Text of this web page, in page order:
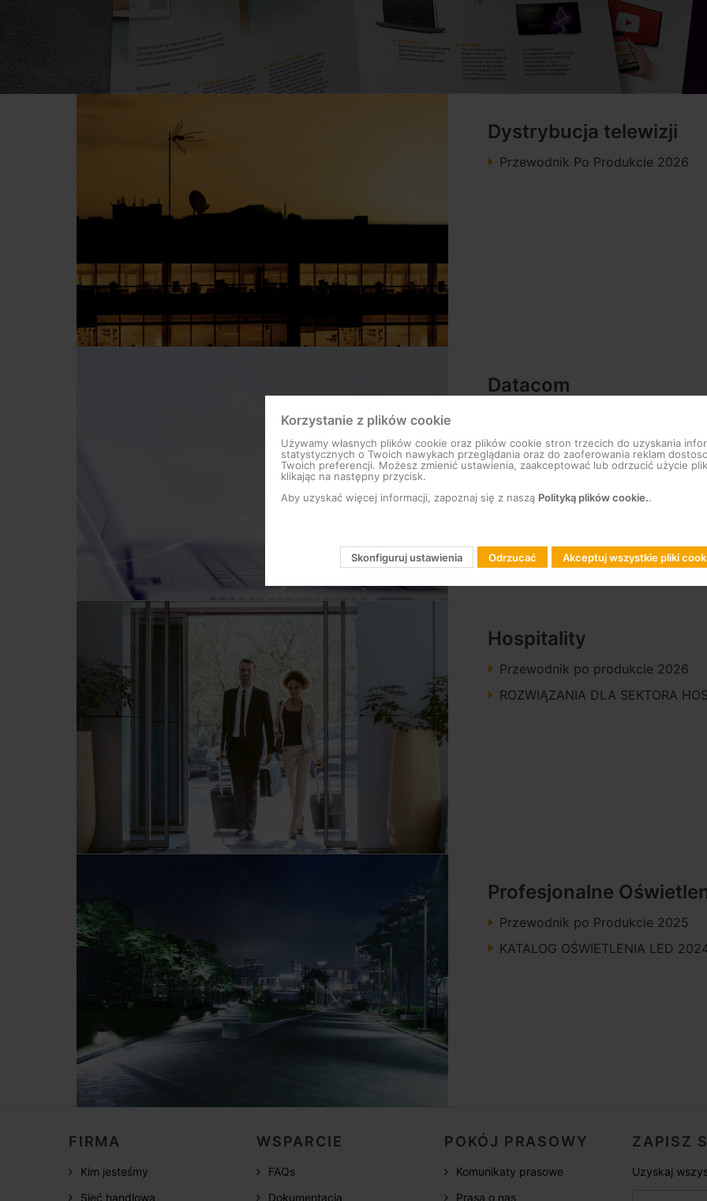
Dystrybucja telewizji
Przewodnik Po Produkcie 2026
Datacom
Hospitality
Przewodnik po produkcie 2026
ROZWIĄZANIA DLA SEKTORA
Profesjonalne
Przewodnik po Produkcie 2025
KATALOG OŚWIETLENIA LED
FIRMA
Kim jesteśmy
Sieć handlowa
WSPARCIE
FAQs
Dokumentacja
POKÓJ PRASOWY
Komunikaty prasowe
Prasa o nas
ZAPISZ
Uzyskaj
Korzystanie z plików cookie
Używamy własnych plików cookie oraz plików cookie stron trzecich do uzyskania
statystycznych o Twoich nawykach przeglądania oraz do zaoferowania reklam
Twoich preferencji. Możesz zmienić ustawienia, zaakceptować lub odrzucić użycie
klikając na następny przycisk.
Aby uzyskać więcej informacji, zapoznaj się z naszą Polityką plików cookie..
Skonfiguruj ustawienia Odrzucać Akceptuj wszystkie pliki